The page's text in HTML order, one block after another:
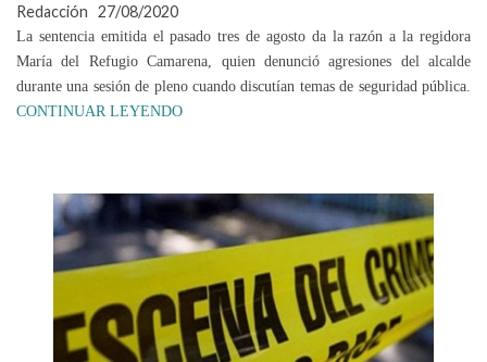
Redacción 27/08/2020
La sentencia emitida el pasado tres de agosto da la razón a la regidora
María del Refugio Camarena, quien denunció agresiones del alcalde
durante una sesión de pleno cuando discutían temas de seguridad pública.
CONTINUAR LEYENDO